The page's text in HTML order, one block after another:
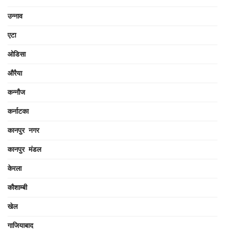
उन्नाव
एटा
ओडिसा
औरैया
कन्नौज
कर्नाटका
कानपुर नगर
कानपुर मंडल
केरला
कौशाम्बी
खेल
गाजियाबाद